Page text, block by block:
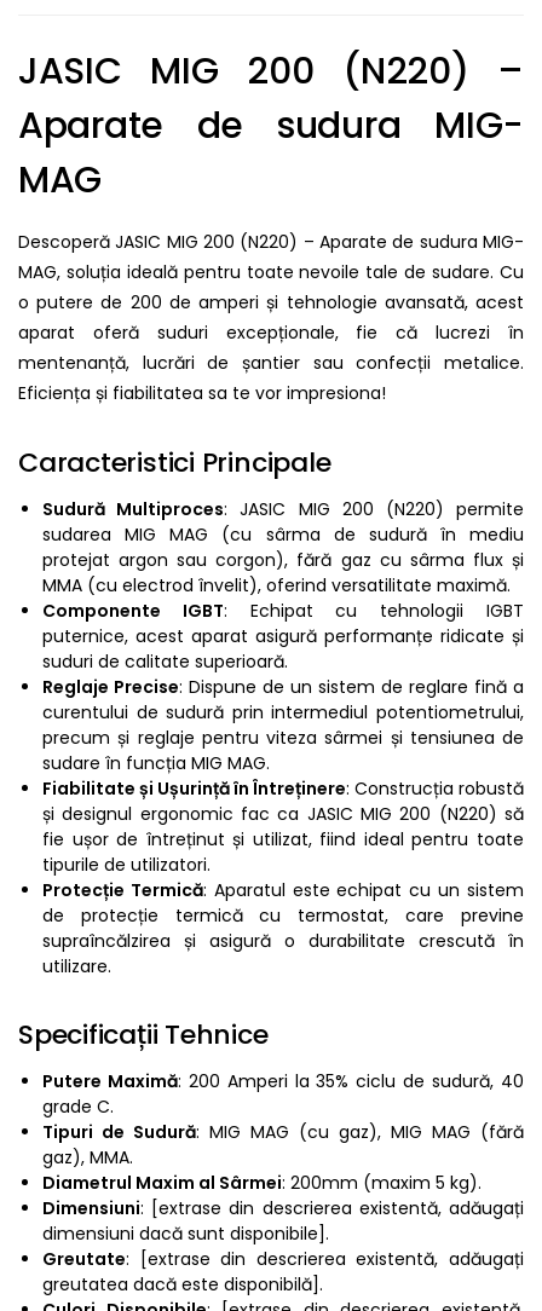
JASIC MIG 200 (N220) –
Aparate de sudura MIG-
MAG
Descoperă JASIC MIG 200 (N220) – Aparate de sudura MIG-
MAG, soluția ideală pentru toate nevoile tale de sudare. Cu
o putere de 200 de amperi și tehnologie avansată, acest
aparat oferă suduri excepționale, fie că lucrezi în
mentenanță, lucrări de șantier sau confecții metalice.
Eficiența și fiabilitatea sa te vor impresiona!
Caracteristici Principale
Sudură Multiproces: JASIC MIG 200 (N220) permite
sudarea MIG MAG (cu sârma de sudură în mediu
protejat argon sau corgon), fără gaz cu sârma flux și
MMA (cu electrod învelit), oferind versatilitate maximă.
Componente IGBT: Echipat cu tehnologii IGBT
puternice, acest aparat asigură performanțe ridicate și
suduri de calitate superioară.
Reglaje Precise: Dispune de un sistem de reglare fină a
curentului de sudură prin intermediul potentiometrului,
precum și reglaje pentru viteza sârmei și tensiunea de
sudare în funcția MIG MAG.
Fiabilitate și Ușurință în Întreținere: Construcția robustă
și designul ergonomic fac ca JASIC MIG 200 (N220) să
fie ușor de întreținut și utilizat, fiind ideal pentru toate
tipurile de utilizatori.
Protecție Termică: Aparatul este echipat cu un sistem
de protecție termică cu termostat, care previne
supraîncălzirea și asigură o durabilitate crescută în
utilizare.
Specificații Tehnice
Putere Maximă: 200 Amperi la 35% ciclu de sudură, 40
grade C.
Tipuri de Sudură: MIG MAG (cu gaz), MIG MAG (fără
gaz), MMA.
Diametrul Maxim al Sârmei: 200mm (maxim 5 kg).
Dimensiuni: [extrase din descrierea existentă, adăugați
dimensiuni dacă sunt disponibile].
Greutate: [extrase din descrierea existentă, adăugați
greutatea dacă este disponibilă].